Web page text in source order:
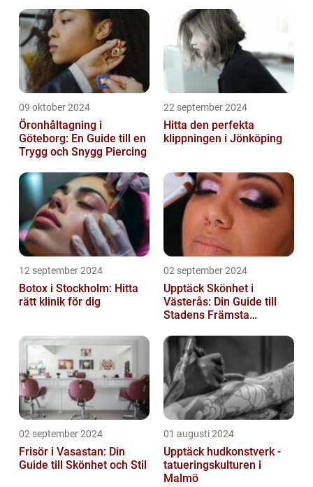
09 oktober 2024
Öronhåltagning i
Göteborg: En Guide till en
Trygg och Snygg Piercing
22 september 2024
Hitta den perfekta
klippningen i Jönköping
12 september 2024
Botox i Stockholm: Hitta
rätt klinik för dig
02 september 2024
Upptäck Skönhet i
Västerås: Din Guide till
Stadens Främsta
02 september 2024
Frisör i Vasastan: Din
Guide till Skönhet och Stil
01 augusti 2024
Upptäck hudkonstverk -
tatueringskulturen i
Malmö